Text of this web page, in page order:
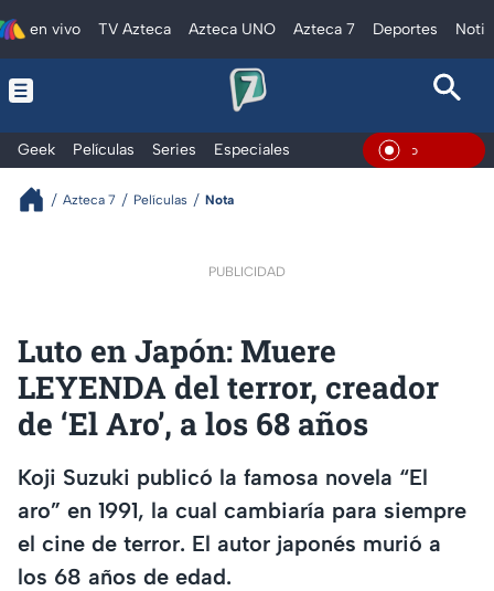
en vivo TV Azteca Azteca UNO Azteca 7 Deportes
Geek Películas Series Especiales En Vivo
Azteca 7 Películas Nota
PUBLICIDAD
Luto en Japón: Muere
LEYENDA del terror, creador
de ‘El Aro’, a los 68 años
Koji Suzuki publicó la famosa novela “El
aro” en 1991, la cual cambiaría para siempre
el cine de terror. El autor japonés murió a
los 68 años de edad.